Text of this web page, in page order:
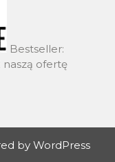
Bestseller:
naszą ofertę
by WordPress